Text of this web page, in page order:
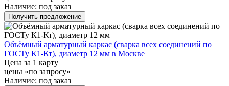
Наличие: под заказ
Получить предложение
Объёмный арматурный каркас (сварка всех соединений по
ГОСТу К1-Кт), диаметр 12 мм в Москве
Цена за 1 карту
цены «по запросу»
Наличие: под заказ